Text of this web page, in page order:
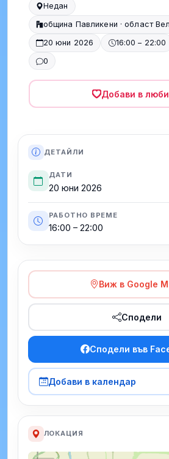
Недан
община Павликени · област
20 юни 2026
16:00 – 22:00
0
Добави в
ДЕТАЙЛИ
ДАТИ
20 юни 2026
РАБОТНО ВРЕМЕ
16:00 – 22:00
Виж в Google
Сподели
Сподели във
Добави в календар
ЛОКАЦИЯ